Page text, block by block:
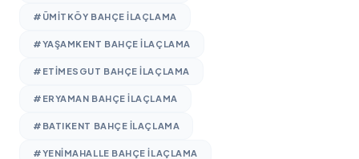
#ÜMITKÖY BAHÇE ILAÇLAMA
#YAŞAMKENT BAHÇE ILAÇLAMA
#ETIMESGUT BAHÇE ILAÇLAMA
#ERYAMAN BAHÇE ILAÇLAMA
#BATIKENT BAHÇE ILAÇLAMA
#YENIMAHALLE BAHÇE ILAÇLAMA